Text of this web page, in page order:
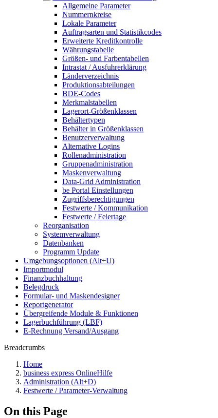
Allgemeine Parameter
Nummernkreise
Lokale Parameter
Auftragsarten und Statistikcodes
Erweiterte Kreditkontrolle
Währungstabelle
Größen- und Farbentabellen
Intrastat / Ausfuhrerklärung
Länderverzeichnis
Produktionsabteilungen
BDE-Codes
Merkmalstabellen
Lagerort-Größenklassen
Behältertypen
Behälter in Größenklassen
Benutzerverwaltung
Alternative Logins
Rollenadministration
Gruppenadministration
Maskenverwaltung
Data-Grid Administration
be Portal Einstellungen
Zugriffsberechtigungen
Festwerte / Kommunikation
Festwerte / Feiertage
Reorganisation
Systemverwaltung
Datenbanken
Programm Update
Umgebungsoptionen (Alt+U)
Importmodul
Finanzbuchhaltung
Belegdruck
Formular- und Maskendesigner
Reportgenerator
Übergreifende Module & Funktionen
Lagerbuchführung (LBF)
E-Rechnung Versand/Ausgang
Breadcrumbs
Home
business express OnlineHilfe
Administration (Alt+D)
Festwerte / Parameter-Verwaltung
On this Page